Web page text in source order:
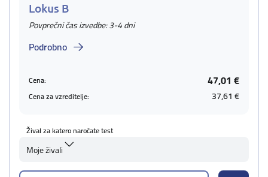
Lokus B
Povprečni čas izvedbe: 3-4 dni
Podrobno
Cena: 47,01 €
Cena za vzreditelje: 37,61 €
Žival za katero naročate test
Moje živali